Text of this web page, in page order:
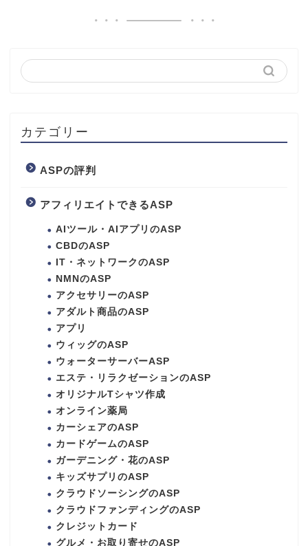
カテゴリー
ASPの評判
アフィリエイトできるASP
AIツール・AIアプリのASP
CBDのASP
IT・ネットワークのASP
NMNのASP
アクセサリーのASP
アダルト商品のASP
アプリ
ウィッグのASP
ウォーターサーバーASP
エステ・リラクゼーションのASP
オリジナルTシャツ作成
オンライン薬局
カーシェアのASP
カードゲームのASP
ガーデニング・花のASP
キッズサプリのASP
クラウドソーシングのASP
クラウドファンディングのASP
クレジットカード
グルメ・お取り寄せのASP